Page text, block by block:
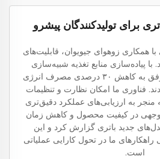
برای تولیدکنندگان پیشرو
با همکاری زوهوای جیویوان، قابلیت‌های
با پیاده‌سازی منابع تغذیه شبیه‌سازی
شبکه با دقت بالای ما، موفق به کاهش ۳۰ درصدی مصرف انرژی
فناوری ما امکان نظارت و تنظیمات
به ارزیابی‌های عملکرد دقیق‌تری
در کیفیت محصول و کاهش زمان
جدید باتری گزارش کرد و این
راهکارهای ما در تحول کارایی عملیاتی
است.